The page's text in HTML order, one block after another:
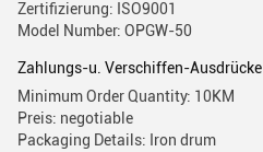
Zertifizierung: ISO9001
Model Number: OPGW-50
Zahlungs-u. Verschiffen-Ausdrücke
Minimum Order Quantity: 10KM
Preis: negotiable
Packaging Details: Iron drum